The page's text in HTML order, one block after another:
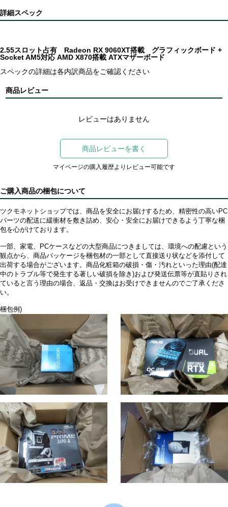
詳細スペック
2.55スロット占有 Radeon RX 9060XT搭載 グラフィックボード +
Socket AM5対応 AMD X870搭載 ATXマザーボード
スペックの詳細は各内訳商品をご確認ください
商品レビュー
レビューはありません
商品レビューを書く
マイページの購入履歴よりレビュー可能です
ご購入商品の梱包について
ツクモネットショップでは、商品を安全にお届けするため、精密性の高いPC
パーツの配送に緩衝材を敷き詰め、安心・安全にお届けできるよう丁寧な梱
包を心がけております。
一部、家電、PCケースなどの大型商品につきましては、環境への配慮という
観点から、商品パッケージを梱包材の一部として直接送り状などを添付して
出荷する場合がございます。商品化粧箱の破損・傷・汚れといった理由(配達
中のトラブル等で発生する著しい破損を除き)および発送伝票等が直貼りされ
ていると言う理由の場合、返品・交換はお受けできませんのでご了承くださ
い。
梱包例)